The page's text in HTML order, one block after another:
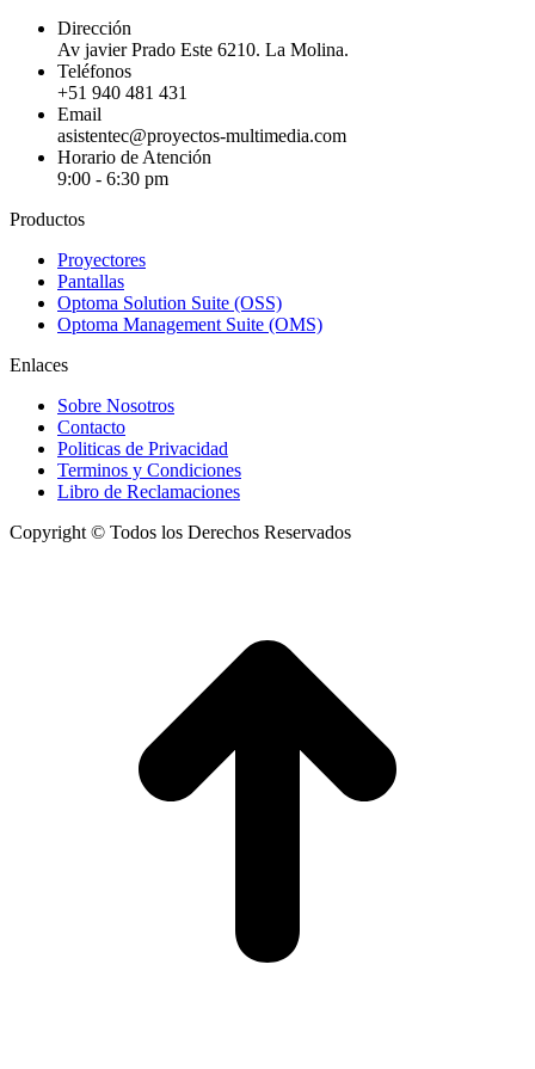
Dirección
Av javier Prado Este 6210. La Molina.
Teléfonos
+51 940 481 431
Email
asistentec@proyectos-multimedia.com
Horario de Atención
9:00 - 6:30 pm
Productos
Proyectores
Pantallas
Optoma Solution Suite (OSS)
Optoma Management Suite (OMS)
Enlaces
Sobre Nosotros
Contacto
Politicas de Privacidad
Terminos y Condiciones
Libro de Reclamaciones
Copyright © Todos los Derechos Reservados